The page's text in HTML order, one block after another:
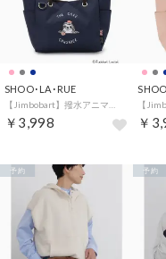
SHOO･LA･RUE
￥3,998 ￥
予約 予約